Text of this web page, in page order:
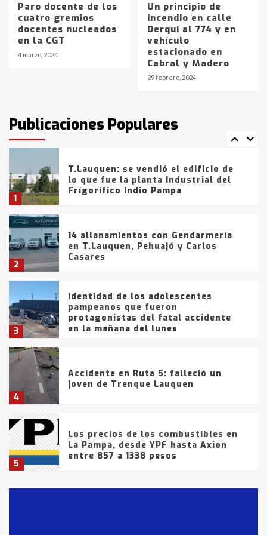
Paro docente de los
cuatro gremios
docentes nucleados
en la CGT
4 marzo, 2024
Un principio de
incendio en calle
Derqui al 774 y en
vehículo
estacionado en
Cabral y Madero
29 febrero, 2024
Publicaciones Populares
La Bolsa de Cereales de Bahía
Blanca anticipa que Agosto vendrá
con lluvias y heladas, en gran parte
fueron detenidos por
comercialización de drogas en la
tarde del sábado
1
T.Lauquen: se vendió el edificio de
lo que fue la planta Industrial del
Frígorífico Indio Pampa
2
14 allanamientos con Gendarmería
en T.Lauquen, Pehuajó y Carlos
Casares
3
Identidad de los adolescentes
pampeanos que fueron
protagonistas del fatal accidente
en la mañana del lunes
4
Accidente en Ruta 5: falleció un
joven de Trenque Lauquen
5
Los precios de los combustibles en
La Pampa, desde YPF hasta Axion
entre 857 a 1338 pesos